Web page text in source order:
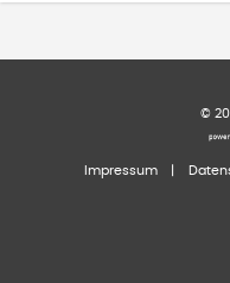
©
Impressum